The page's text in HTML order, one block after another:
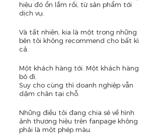
hiệu đó ổn lắm rồi, từ sản phẩm tới
dịch vụ.
Và tất nhiên, kia là một trong những
bên tôi không recommend cho bất kì
cả.
Một khách hàng tới. Một khách hàng
bỏ đi.
Suy cho cùng thì doanh nghiệp vẫn
dậm chân tại chỗ.
Những điều tôi đang chia sẻ về hình
ảnh thương hiệu trên fanpage không
phải là một phép màu.